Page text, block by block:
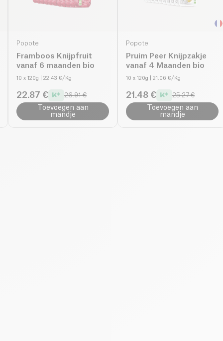
Popote
Framboos Knijpfruit
vanaf 6 maanden bio
10 x 120g | 22.43 €/Kg
22.87 € 26.91 €
Toevoegen aan
mandje
Popote
Pruim Peer Knijpzakje
vanaf 4 Maanden bio
10 x 120g | 21.06 €/Kg
21.48 € 25.27 €
Toevoegen aan
mandje